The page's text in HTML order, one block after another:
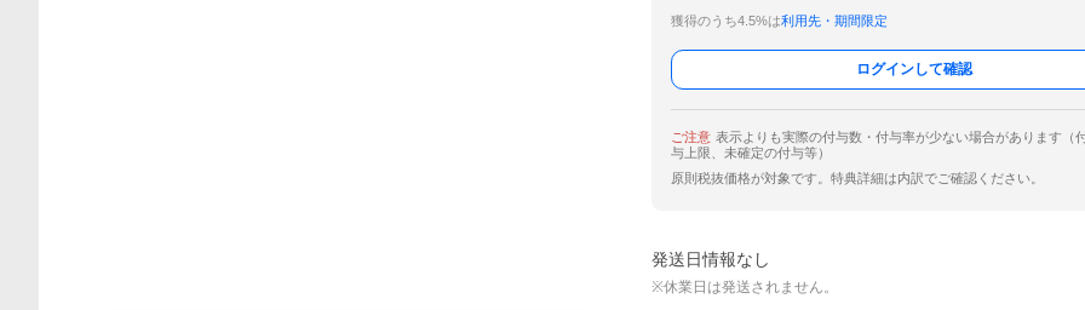
獲得のうち4.5%は利用先・期間限定
ログインして確認
ご注意 表示よりも実際の付与数・付与率が少ない場合があります（
与上限、未確定の付与等）
原則税抜価格が対象です。特典詳細は内訳でご確認ください。
発送日情報なし
※休業日は発送されません。